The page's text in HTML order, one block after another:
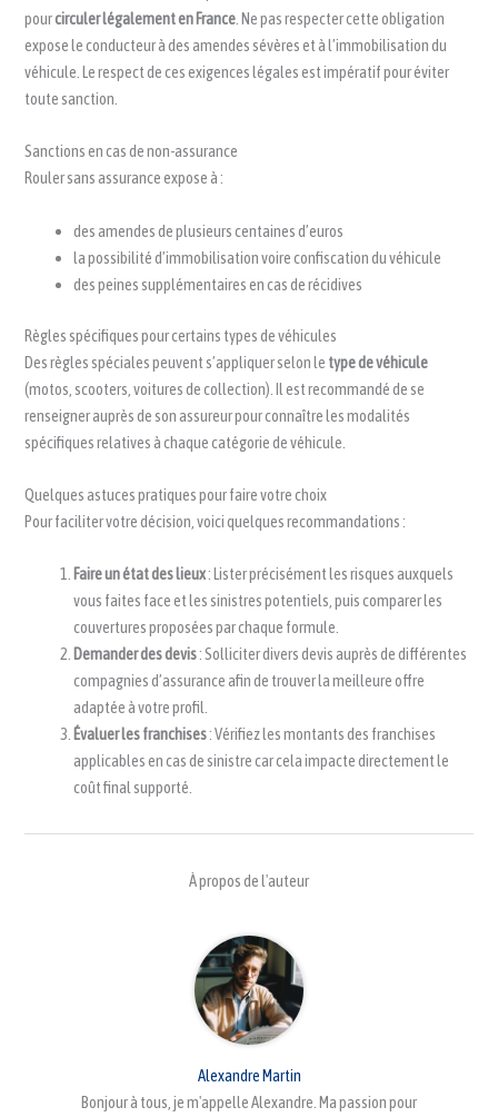
pourcirculer légalement en France . Ne pas respecter cette obligation
expose le conducteur à des amendes sévères et à l’immobilisation du
véhicule. Le respect de ces exigences légales est impératif pour éviter
toute sanction.
Sanctions en cas de non-assurance
Rouler sans assurance expose à :
des amendes de plusieurs centaines d’euros
la possibilité d’immobilisation voire confiscation du véhicule
des peines supplémentaires en cas de récidives
Règles spécifiques pour certains types de véhicules
Des règles spéciales peuvent s’appliquer selon le type de véhicule
(motos, scooters, voitures de collection). Il est recommandé de se
renseigner auprès de son assureur pour connaître les modalités
spécifiques relatives à chaque catégorie de véhicule.
Quelques astuces pratiques pour faire votre choix
Pour faciliter votre décision, voici quelques recommandations :
Faire un état des lieux: Lister précisément les risques auxquels
vous faites face et les sinistres potentiels, puis comparer les
couvertures proposées par chaque formule.
Demander des devis: Solliciter divers devis auprès de différentes
compagnies d’assurance afin de trouver la meilleure offre
adaptée à votre profil.
Évaluer les franchises: Vérifiez les montants des franchises
applicables en cas de sinistre car cela impacte directement le
coût final supporté.
À propos de l'auteur
Alexandre Martin
Bonjour à tous, je m'appelle Alexandre. Ma passion pour